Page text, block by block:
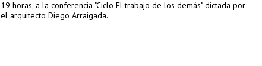
19 horas, a la conferencia "Ciclo El trabajo de los demás" dictada por
el arquitecto Diego Arraigada.